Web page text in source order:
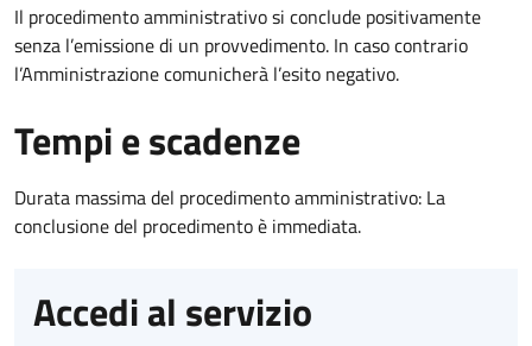
Il procedimento amministrativo si conclude positivamente
senza l’emissione di un provvedimento. In caso contrario
l’Amministrazione comunicherà l’esito negativo.
Tempi e scadenze
Durata massima del procedimento amministrativo: La
conclusione del procedimento è immediata.
Accedi al servizio